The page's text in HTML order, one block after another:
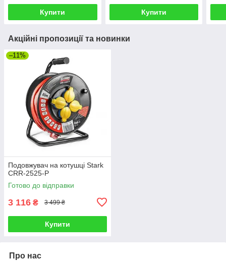
Купити Купити
Акційні пропозиції та новинки
–11%
Подовжувач на котушці Stark
CRR-2525-P
Готово до відправки
3 116 ₴ 3 499 ₴
Купити
Про нас